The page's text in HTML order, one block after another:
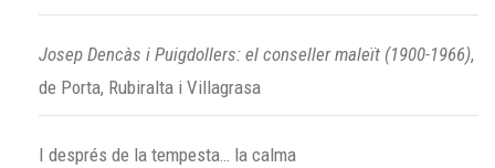
Josep Dencàs i Puigdollers: el conseller maleït (1900-1966),
de Porta, Rubiralta i Villagrasa
I després de la tempesta… la calma